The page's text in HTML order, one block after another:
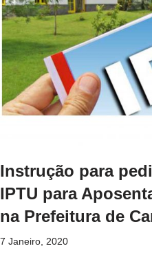
Instrução para
IPTU para
na Prefeitura de
7 Janeiro, 2020